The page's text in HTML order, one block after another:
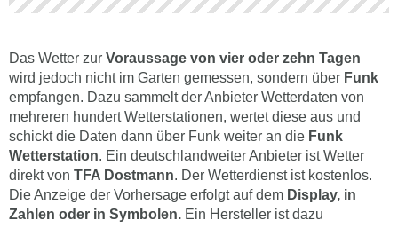
Das Wetter zur Voraussage von vier oder zehn Tagen
wird jedoch nicht im Garten gemessen, sondern über Funk
empfangen. Dazu sammelt der Anbieter Wetterdaten von
mehreren hundert Wetterstationen, wertet diese aus und
schickt die Daten dann über Funk weiter an die Funk
Wetterstation. Ein deutschlandweiter Anbieter ist Wetter
direkt von TFA Dostmann. Der Wetterdienst ist kostenlos.
Die Anzeige der Vorhersage erfolgt auf dem Display, in
Zahlen oder in Symbolen. Ein Hersteller ist dazu